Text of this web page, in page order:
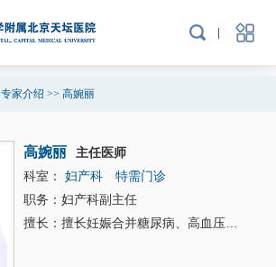
专家介绍 >> 高婉丽
高婉丽
主任医师
科室： 妇产科
特需门诊
职务：妇产科副主任
擅长：擅长妊娠合并糖尿病 、高血压等产科疾病的诊治，高危妊娠的管理及危重症的抢救等。